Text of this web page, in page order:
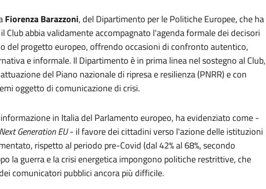
Fiorenza Barazzoni, del Dipartimento per le Politiche Europee, che ha
Club abbia validamente accompagnato l'agenda formale dei decisori
del progetto europeo, offrendo occasioni di confronto autentico,
e informale. Il Dipartimento è in prima linea nel sostegno al Club,
del Piano nazionale di ripresa e resilienza (PNRR) e con
oggetto di comunicazione di crisi.
in Italia del Parlamento europeo, ha evidenziato come -
Next Generation EU- il favore dei cittadini verso l'azione delle istituzioni
rispetto al periodo pre-Covid (dal 42% al 68%, secondo
la guerra e la crisi energetica impongono politiche restrittive, che
comunicatori pubblici ancora più difficile.